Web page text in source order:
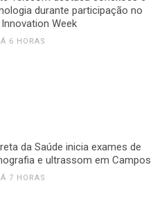
durante participação no
Week
6 HORAS
da Saúde inicia exames de
e ultrassom em Campos
7 HORAS